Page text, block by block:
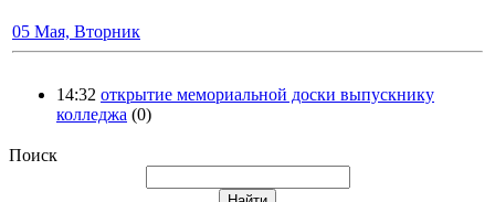
05 Мая, Вторник
14:32 открытие мемориальной доски выпускнику
колледжа (0)
Поиск